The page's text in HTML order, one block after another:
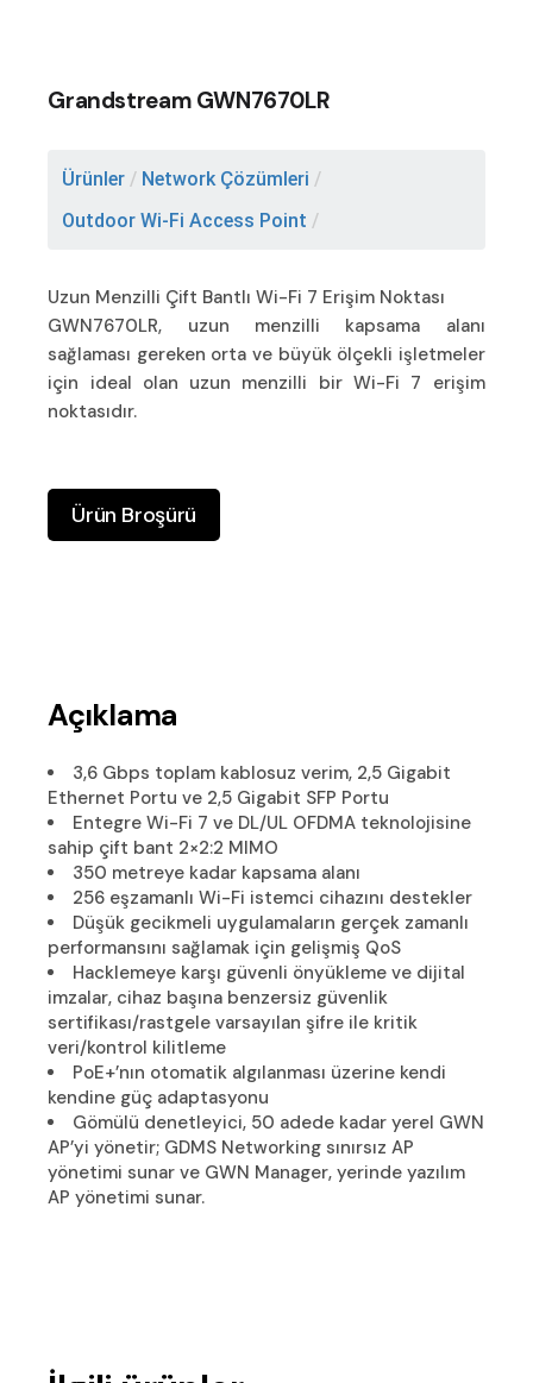
Grandstream GWN7670LR
Ürünler / Network Çözümleri /
Outdoor Wi-Fi Access Point /
Uzun Menzilli Çift Bantlı Wi-Fi 7 Erişim Noktası
GWN7670LR, uzun menzilli kapsama alanı
sağlaması gereken orta ve büyük ölçekli işletmeler
için ideal olan uzun menzilli bir Wi-Fi 7 erişim
noktasıdır.
Ürün Broşürü
Açıklama
3,6 Gbps toplam kablosuz verim, 2,5 Gigabit
Ethernet Portu ve 2,5 Gigabit SFP Portu
Entegre Wi-Fi 7 ve DL/UL OFDMA teknolojisine
sahip çift bant 2×2:2 MIMO
350 metreye kadar kapsama alanı
256 eşzamanlı Wi-Fi istemci cihazını destekler
Düşük gecikmeli uygulamaların gerçek zamanlı
performansını sağlamak için gelişmiş QoS
Hacklemeye karşı güvenli önyükleme ve dijital
imzalar, cihaz başına benzersiz güvenlik
sertifikası/rastgele varsayılan şifre ile kritik
veri/kontrol kilitleme
PoE+’nın otomatik algılanması üzerine kendi
kendine güç adaptasyonu
Gömülü denetleyici, 50 adede kadar yerel GWN
AP’yi yönetir; GDMS Networking sınırsız AP
yönetimi sunar ve GWN Manager, yerinde yazılım
AP yönetimi sunar.